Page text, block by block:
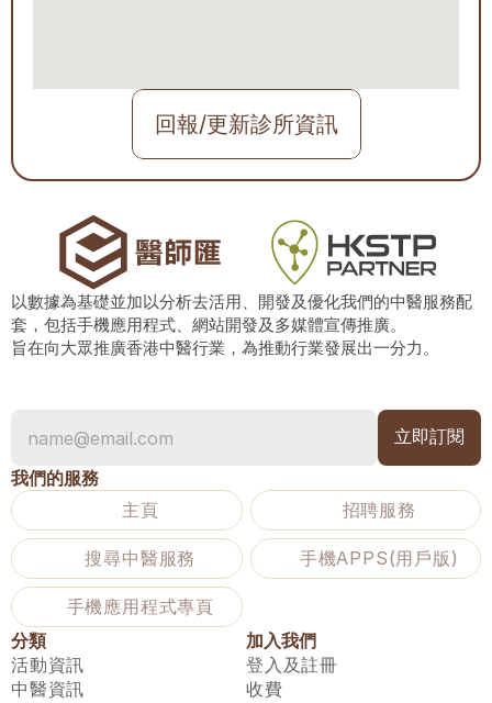
回報/更新診所資訊
以數據為基礎並加以分析去活用、開發及優化我們的中醫服務配
套，包括手機應用程式、網站開發及多媒體宣傳推廣。
旨在向大眾推廣香港中醫行業，為推動行業發展出一分力。
我們的服務
主頁
招聘服務
搜尋中醫服務 手機APPS(用戶版)
手機應用程式專頁
分類
活動資訊
中醫資訊
加入我們
登入及註冊
收費